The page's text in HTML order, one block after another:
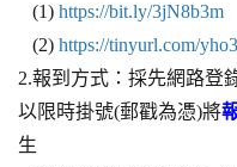
(1) https://bit.ly/3jN8b3m
(2) https://tinyurl.com/
2.報到方式：採先網路登
以限時掛號(郵戳為憑)將
生